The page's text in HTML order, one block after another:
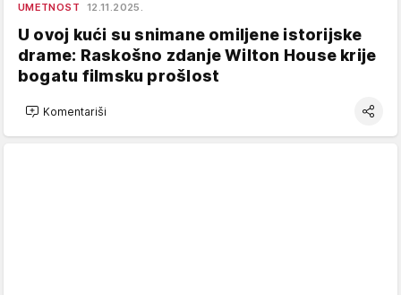
UMETNOST 12.11.2025.
U ovoj kući su snimane omiljene istorijske
drame: Raskošno zdanje Wilton House krije
bogatu filmsku prošlost
Komentariši